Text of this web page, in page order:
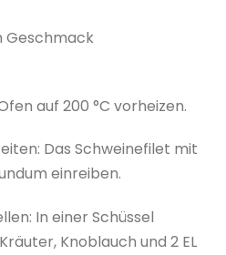
Geschmack
auf 200 °C vorheizen.
Das Schweinefilet mit
einreiben.
In einer Schüssel
Knoblauch und 2 EL